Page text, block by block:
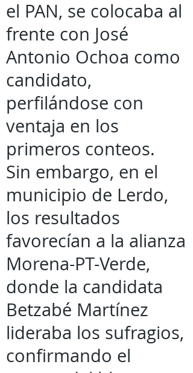
el PAN, se colocaba al
frente con José
Antonio Ochoa como
candidato,
perfilándose con
ventaja en los
primeros conteos.
Sin embargo, en el
municipio de Lerdo,
los resultados
favorecían a la alianza
Morena-PT-Verde,
donde la candidata
Betzabé Martínez
lideraba los sufragios,
confirmando el